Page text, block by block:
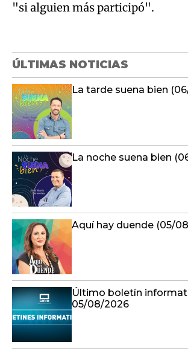
"si alguien más participó".
ÚLTIMAS NOTICIAS
La tarde suena bien
La noche suena bien
Aquí hay duende (05/
Último boletín
05/08/2026